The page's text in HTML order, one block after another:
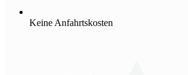
Keine Anfahrtskosten